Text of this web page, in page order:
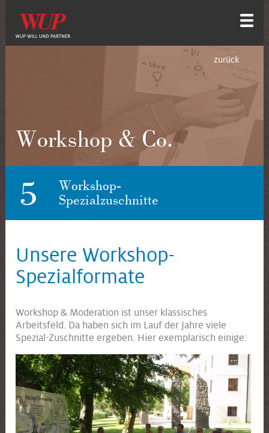
Workshop & Co.
zurück
5
Workshop-
Spezialzuschnitte
Unsere Workshop-
Spezialformate
Workshop & Moderation ist unser klassisches
Arbeitsfeld. Da haben sich im Lauf der Jahre viele
Spezial-Zuschnitte ergeben. Hier exemplarisch einige: